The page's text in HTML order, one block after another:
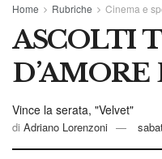
Home Rubriche Cinema e
ASCOLTI
Vince la serata, "Velvet"
di Adriano Lorenzoni